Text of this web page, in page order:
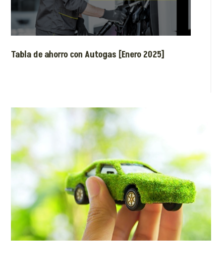
Tabla de ahorro con Autogas [Enero 2025]